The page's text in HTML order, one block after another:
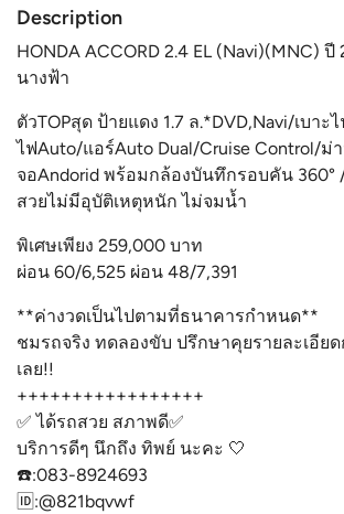
Description
HONDA ACCORD 2.4 EL (Navi)(MNC) ปี
นางฟ้า
ตัวTOPสุด ป้ายแดง 1.7 ล.*DVD,Navi/เบาะ
ไฟAuto/แอร์Auto Dual/Cruise Control/ม่
จอAndorid พร้อมกล้องบันทึกรอบคัน 360°
สวยไม่มีอุบัติเหตุหนัก ไม่จมน้ำ
พิเศษเพียง 259,000 บาท
ผ่อน 60/6,525 ผ่อน 48/7,391
**ค่างวดเป็นไปตามที่ธนาคารกำหนด**
ชมรถจริง ทดลองขับ ปรึกษาคุยรายละเอีย
เลย!!
+++++++++++++++++
✅ ได้รถสวย สภาพดี✅
บริการดีๆ นึกถึง ทิพย์ นะคะ 🤍
☎️:083-8924693
🆔:@821bqvwf